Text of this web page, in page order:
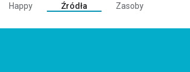
Happy Źródła
Zasoby